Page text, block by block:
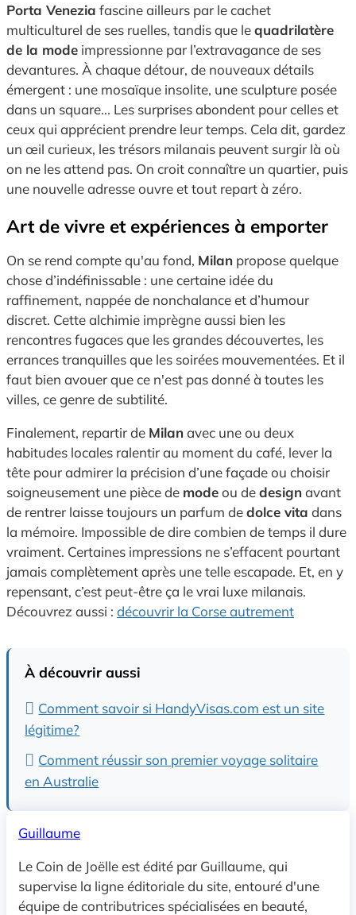
Porta Venezia fascine ailleurs par le cachet
multiculturel de ses ruelles, tandis que lequadrilatère
de la mode impressionne par l’extravagance de ses
devantures. À chaque détour, de nouveaux détails
émergent : une mosaïque insolite, une sculpture posée
dans un square... Les surprises abondent pour celles et
ceux qui apprécient prendre leur temps. Cela dit, gardez
un œil curieux, les trésors milanais peuvent surgir là où
on ne les attend pas. On croit connaître un quartier, puis
une nouvelle adresse ouvre et tout repart à zéro.
Art de vivre et expériences à emporter
On se rend compte qu'au fond, Milan propose quelque
chose d’indéfinissable : une certaine idée du
raffinement, nappée de nonchalance et d’humour
discret. Cette alchimie imprègne aussi bien les
rencontres fugaces que les grandes découvertes, les
errances tranquilles que les soirées mouvementées. Et il
faut bien avouer que ce n'est pas donné à toutes les
villes, ce genre de subtilité.
Finalement, repartir de Milanavec une ou deux
habitudes locales ralentir au moment du café, lever la
tête pour admirer la précision d’une façade ou choisir
soigneusement une pièce de modeou dedesignavant
de rentrer laisse toujours un parfum dedolce vita dans
la mémoire. Impossible de dire combien de temps il dure
vraiment. Certaines impressions ne s’effacent pourtant
jamais complètement après une telle escapade. Et, en y
repensant, c’est peut-être ça le vrai luxe milanais.
Découvrez aussi : découvrir la Corse autrement
À découvrir aussi
Comment savoir si HandyVisas.com est un site
légitime?
Comment réussir son premier voyage solitaire
en Australie
Guillaume
Le Coin de Joëlle est édité par Guillaume, qui
supervise la ligne éditoriale du site, entouré d'une
équipe de contributrices spécialisées en beauté,